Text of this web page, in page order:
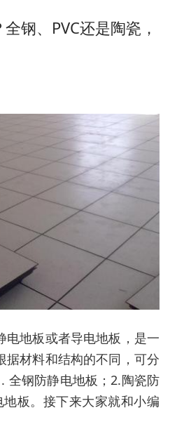
钢、PVC还是陶瓷，
电地板或者导电地板，是一
据材料和结构的不同，可分
全钢防静电地板；2.陶瓷防
板。接下来大家就和小编